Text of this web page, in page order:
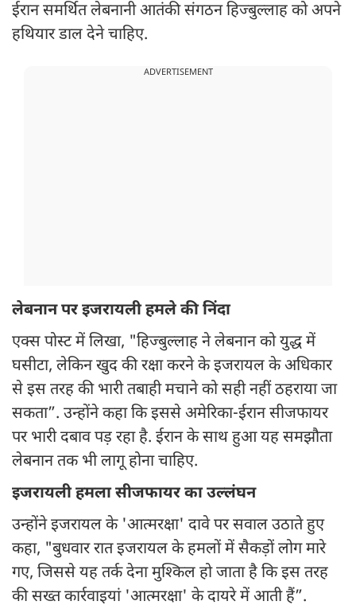
ईरान समर्थित लेबनानी आतंकी संगठन हिज्बुल्लाह को अपने
हथियार डाल देने चाहिए.
ADVERTISEMENT
लेबनान पर इजरायली हमले की निंदा
एक्स पोस्ट में लिखा, "हिज्बुल्लाह ने लेबनान को युद्ध में
घसीटा, लेकिन खुद की रक्षा करने के इजरायल के अधिकार
से इस तरह की भारी तबाही मचाने को सही नहीं ठहराया जा
सकता”. उन्होंने कहा कि इससे अमेरिका-ईरान सीजफायर
पर भारी दबाव पड़ रहा है. ईरान के साथ हुआ यह समझौता
लेबनान तक भी लागू होना चाहिए.
इजरायली हमला सीजफायर का उल्लंघन
उन्होंने इजरायल के 'आत्मरक्षा' दावे पर सवाल उठाते हुए
कहा, "बुधवार रात इजरायल के हमलों में सैकड़ों लोग मारे
गए, जिससे यह तर्क देना मुश्किल हो जाता है कि इस तरह
की सख्त कार्रवाइयां 'आत्मरक्षा' के दायरे में आती हैं”.